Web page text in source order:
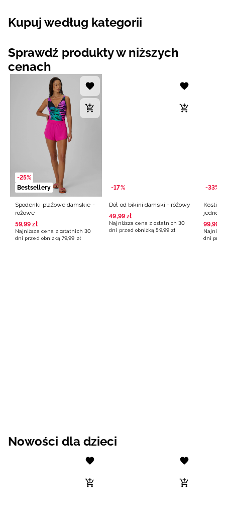
Kupuj według kategorii
Sprawdź produkty w niższych
cenach
-25%
Bestsellery
Spodenki plażowe damskie -
różowe
59,99 zł
Najniższa cena z ostatnich 30
dni przed obniżką 79,99 zł
-17%
Dół od bikini damski - różowy
49,99 zł
Najniższa cena z ostatnich 30
dni przed obniżką 59,99 zł
-33%
czarny
99,99
dni
Odkryj kolekcję
Nowości dla dzieci